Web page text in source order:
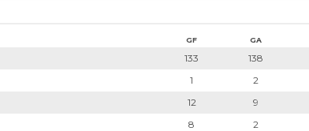
GF GA
133 138
1 2
12 9
8 2